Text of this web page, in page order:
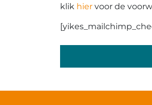
klik hier voor de